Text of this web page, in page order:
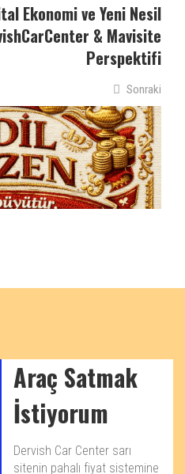
Ekonomi ve Yeni Nesil
& Mavisite
Perspektifi
Sonraki
Araç Satmak
İstiyorum
Dervish Car Center sarı
sitenin pahalı fiyat sistemine